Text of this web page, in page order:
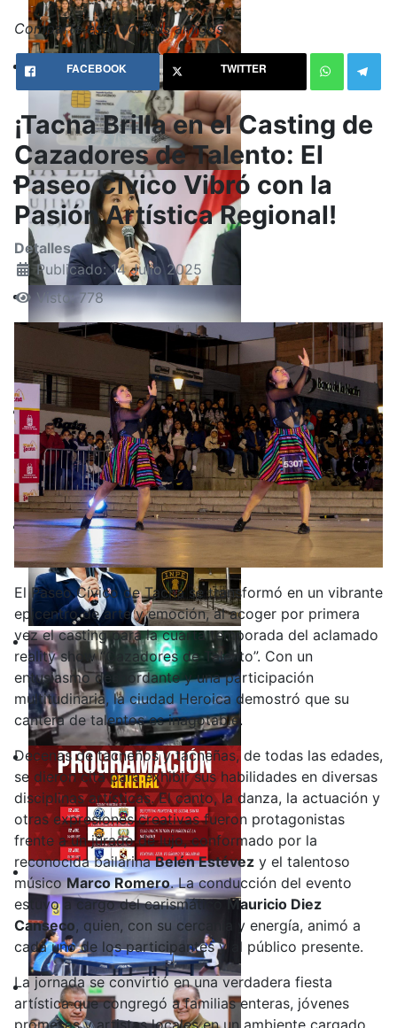
Comparte esto con tus amigos:
FACEBOOK TWITTER
¡Tacna Brilla en el Casting de
Cazadores de Talento: El
Paseo Cívico Vibró con la
Pasión Artística Regional!
Detalles
Publicado: 14 Julio 2025
Visto: 778
El Paseo Cívico de Tacna se transformó en un vibrante
epicentro de arte y emoción, al acoger por primera
vez el casting para la cuarta temporada del aclamado
reality show “Cazadores de Talento”. Con un
entusiasmo desbordante y una participación
multitudinaria, la ciudad Heroica demostró que su
cantera de talentos es inagotable.
Decenas de tacneños y tacneñas, de todas las edades,
se dieron cita para exhibir sus habilidades en diversas
disciplinas artísticas. El canto, la danza, la actuación y
otras expresiones creativas fueron protagonistas
frente a un jurado de lujo, conformado por la
reconocida bailarinaBelén Estévez y el talentoso
músicoMarco Romero. La conducción del evento
estuvo a cargo del carismáticoMauricio Diez
Canseco, quien, con su cercanía y energía, animó a
cada uno de los participantes y al público presente.
La jornada se convirtió en una verdadera fiesta
artística que congregó a familias enteras, jóvenes
promesas y artistas locales en un ambiente cargado